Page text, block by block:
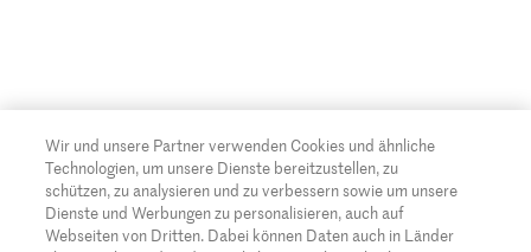
Wir und unsere Partner verwenden Cookies und ähnliche
Technologien, um unsere Dienste bereitzustellen, zu
schützen, zu analysieren und zu verbessern sowie um unsere
Dienste und Werbungen zu personalisieren, auch auf
Webseiten von Dritten. Dabei können Daten auch in Länder